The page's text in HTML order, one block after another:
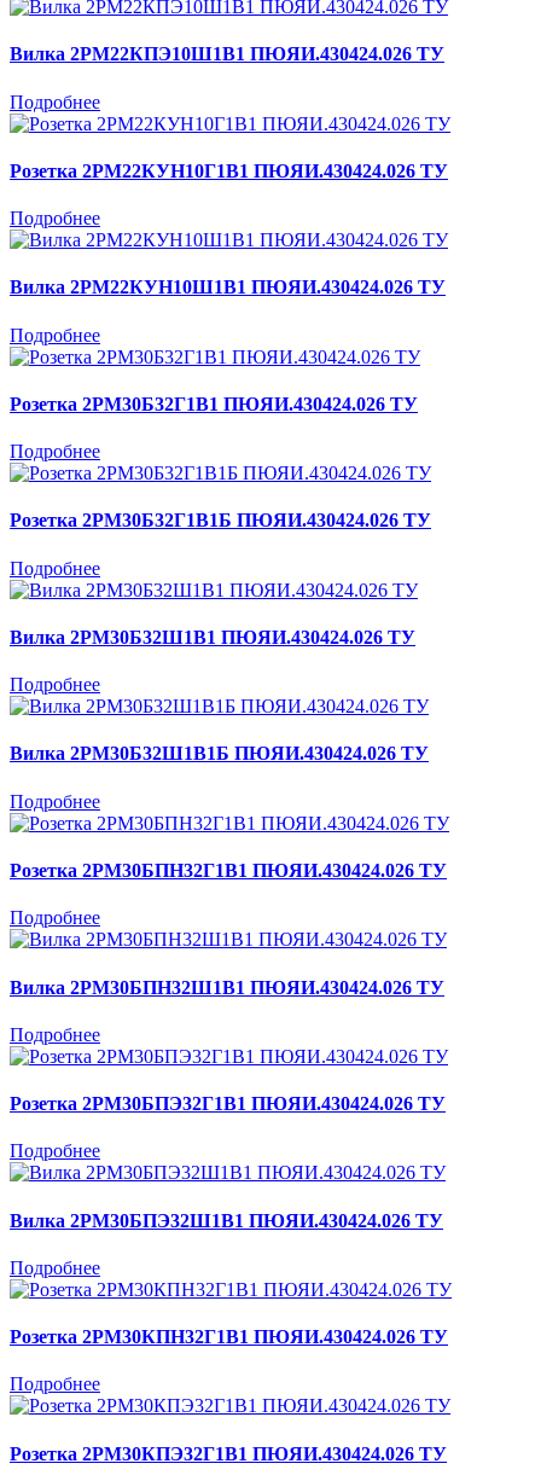
Вилка 2РМ22КПЭ10Ш1В1 ПЮЯИ.430424.026 ТУ
Подробнее
Розетка 2РМ22КУН10Г1В1 ПЮЯИ.430424.026 ТУ
Подробнее
Вилка 2РМ22КУН10Ш1В1 ПЮЯИ.430424.026 ТУ
Подробнее
Розетка 2РМ30Б32Г1В1 ПЮЯИ.430424.026 ТУ
Подробнее
Розетка 2РМ30Б32Г1В1Б ПЮЯИ.430424.026 ТУ
Подробнее
Вилка 2РМ30Б32Ш1В1 ПЮЯИ.430424.026 ТУ
Подробнее
Вилка 2РМ30Б32Ш1В1Б ПЮЯИ.430424.026 ТУ
Подробнее
Розетка 2РМ30БПН32Г1В1 ПЮЯИ.430424.026 ТУ
Подробнее
Вилка 2РМ30БПН32Ш1В1 ПЮЯИ.430424.026 ТУ
Подробнее
Розетка 2РМ30БПЭ32Г1В1 ПЮЯИ.430424.026 ТУ
Подробнее
Вилка 2РМ30БПЭ32Ш1В1 ПЮЯИ.430424.026 ТУ
Подробнее
Розетка 2РМ30КПН32Г1В1 ПЮЯИ.430424.026 ТУ
Подробнее
Розетка 2РМ30КПЭ32Г1В1 ПЮЯИ.430424.026 ТУ